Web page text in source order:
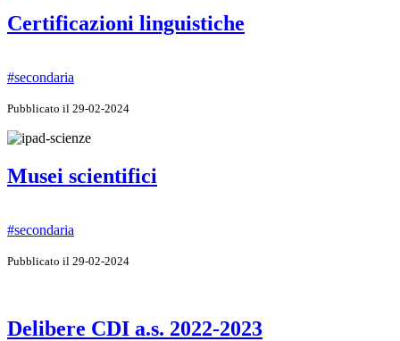
Certificazioni linguistiche
#secondaria
Pubblicato il 29-02-2024
Musei scientifici
#secondaria
Pubblicato il 29-02-2024
Delibere CDI a.s. 2022-2023